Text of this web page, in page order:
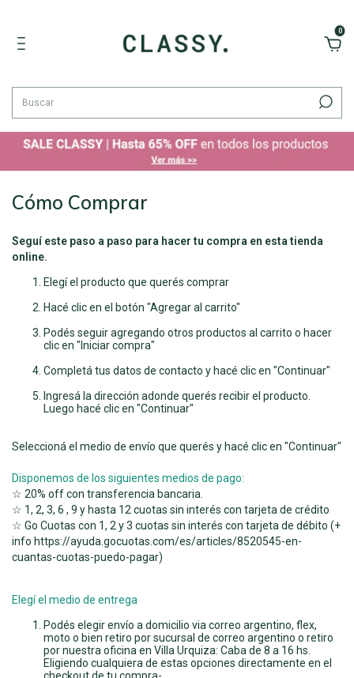
0
Cómo Comprar
Seguí este paso a paso para hacer tu compra en esta tienda
online.
Elegí el producto que querés comprar
Hacé clic en el botón "Agregar al carrito"
Podés seguir agregando otros productos al carrito o hacer
clic en "Iniciar compra"
Completá tus datos de contacto y hacé clic en "Continuar"
Ingresá la dirección adonde querés recibir el producto.
Luego hacé clic en "Continuar"
Seleccioná el medio de envío que querés y hacé clic en "Continuar"
Disponemos de los siguientes medios de pago:
☆ 20% off con transferencia bancaria.
☆ 1, 2, 3, 6 , 9 y hasta 12 cuotas sin interés con tarjeta de crédito
☆ Go Cuotas con 1, 2 y 3 cuotas sin interés con tarjeta de débito (+
info https://ayuda.gocuotas.com/es/articles/8520545-en-
cuantas-cuotas-puedo-pagar)
Elegí el medio de entrega
Podés elegir envío a domicilio via correo argentino, flex,
moto o bien retiro por sucursal de correo argentino o retiro
por nuestra oficina en Villa Urquiza: Caba de 8 a 16 hs.
Eligiendo cualquiera de estas opciones directamente en el